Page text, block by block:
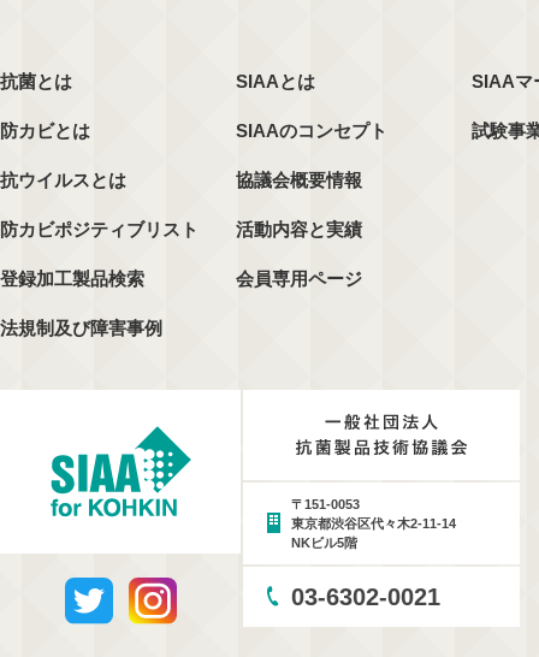
抗菌とは
防カビとは
抗ウイルスとは
防カビポジティブリスト
登録加工製品検索
法規制及び障害事例
SIAAとは
SIAAのコンセプト
協議会概要情報
活動内容と実績
会員専用ページ
SIAAマ
試験事
〒151-0053
東京都渋谷区代々木2-11-14
NKビル5階
03-6302-0021